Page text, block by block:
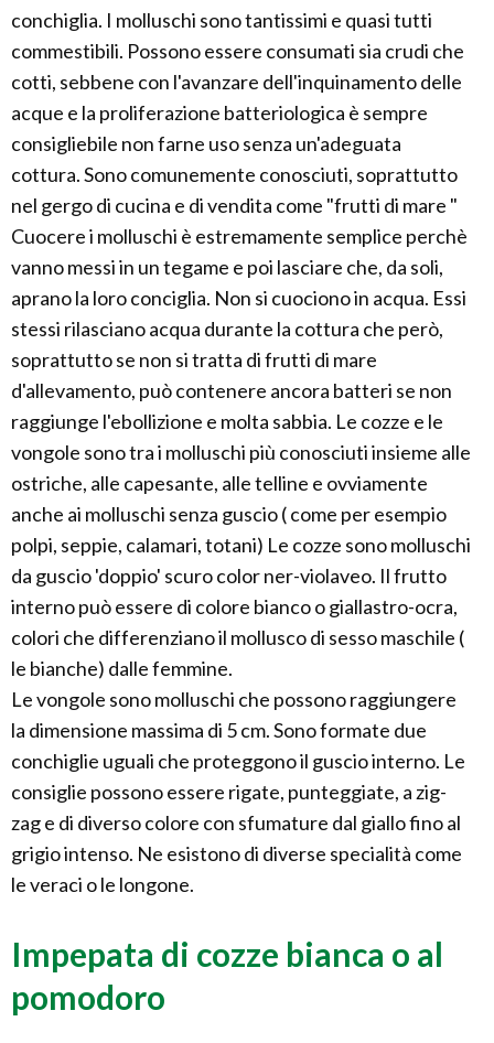
conchiglia. I molluschi sono tantissimi e quasi tutti
commestibili. Possono essere consumati sia crudi che
cotti, sebbene con l'avanzare dell'inquinamento delle
acque e la proliferazione batteriologica è sempre
consigliebile non farne uso senza un'adeguata
cottura. Sono comunemente conosciuti, soprattutto
nel gergo di cucina e di vendita come "frutti di mare "
Cuocere i molluschi è estremamente semplice perchè
vanno messi in un tegame e poi lasciare che, da soli,
aprano la loro conciglia. Non si cuociono in acqua. Essi
stessi rilasciano acqua durante la cottura che però,
soprattutto se non si tratta di frutti di mare
d'allevamento, può contenere ancora batteri se non
raggiunge l'ebollizione e molta sabbia. Le cozze e le
vongole sono tra i molluschi più conosciuti insieme alle
ostriche, alle capesante, alle telline e ovviamente
anche ai molluschi senza guscio ( come per esempio
polpi, seppie, calamari, totani) Le cozze sono molluschi
da guscio 'doppio' scuro color ner-violaveo. Il frutto
interno può essere di colore bianco o giallastro-ocra,
colori che differenziano il mollusco di sesso maschile (
le bianche) dalle femmine.
Le vongole sono molluschi che possono raggiungere
la dimensione massima di 5 cm. Sono formate due
conchiglie uguali che proteggono il guscio interno. Le
consiglie possono essere rigate, punteggiate, a zig-
zag e di diverso colore con sfumature dal giallo fino al
grigio intenso. Ne esistono di diverse specialità come
le veraci o le longone.
Impepata di cozze bianca o al
pomodoro